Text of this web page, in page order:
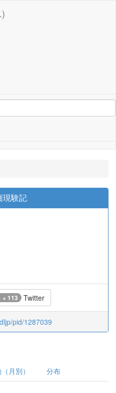
現験記
+ 113 Twitter
pid/1287039
月別） 分布